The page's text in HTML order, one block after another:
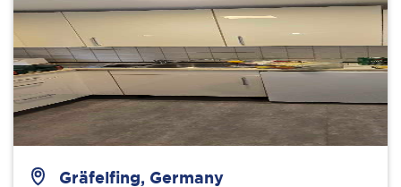
Gräfelfing, Germany